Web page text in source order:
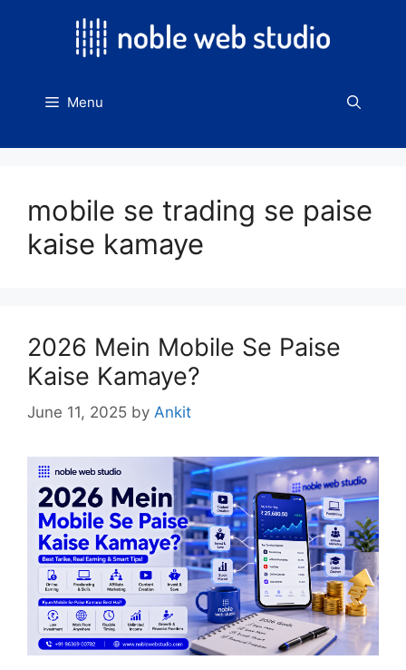
Menu
mobile se trading se paise
kaise kamaye
2026 Mein Mobile Se Paise
Kaise Kamaye?
June 11, 2025 by Ankit